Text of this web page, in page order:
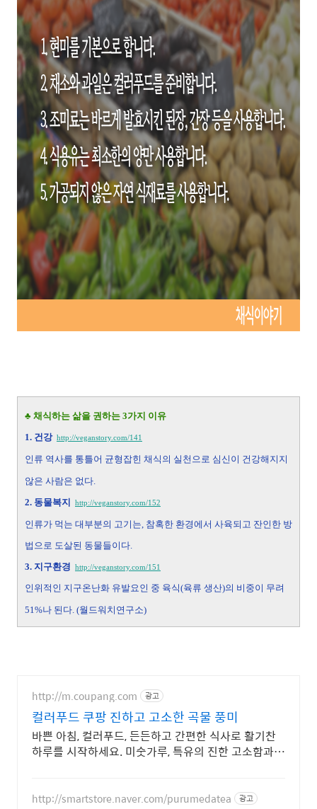
♣ 채식하는 삶을 권하는 3가지 이유
1. 건강 http://veganstory.com/141
인류 역사를 통틀어 균형잡힌 채식의 실천으로 심신이 건강해지지
않은 사람은 없다.
2. 동물복지 http://veganstory.com/152
인류가 먹는 대부분의 고기는, 참혹한 환경에서 사육되고 잔인한 방
법으로 도살된 동물들이다.
3. 지구환경 http://veganstory.com/151
인위적인 지구온난화 유발요인 중 육식(육류 생산)의 비중이 무려
51%나 된다. (월드워치연구소)
http://m.coupang.com 광고
컬러푸드 쿠팡 진하고 고소한 곡물 풍미
바쁜 아침, 컬러푸드, 든든하고 간편한 식사로 활기찬
하루를 시작하세요. 미숫가루, 특유의 진한 고소함과
http://smartstore.naver.com/purumedatea 광고